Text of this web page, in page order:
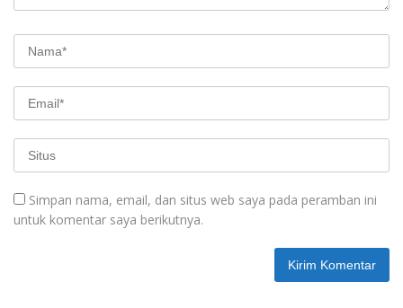
Simpan nama, email, dan situs web saya pada peramban ini
untuk komentar saya berikutnya.